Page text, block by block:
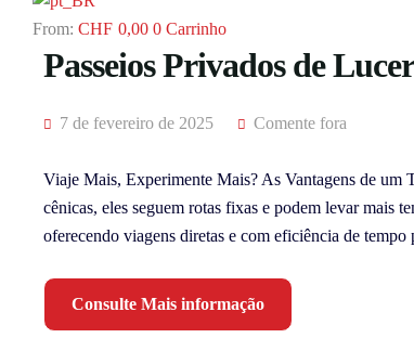
CHF 0,00 0 Carrinho
Passeios Privados de
7 de fevereiro de 2025 Comente fora
Viaje Mais, Experimente Mais? As Vantagens de um
cênicas, eles seguem rotas fixas e podem levar mais
oferecendo viagens diretas e com eficiência de
Consulte Mais informação